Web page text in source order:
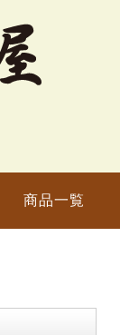
商品一覧